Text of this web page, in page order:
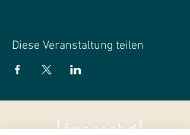
Diese Veranstaltung teilen